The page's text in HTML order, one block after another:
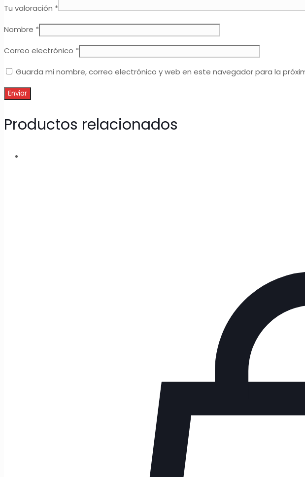
Tu valoración *
Nombre *
Correo electrónico *
Guarda mi nombre, correo electrónico y web en este navegador para la
Productos relacionados